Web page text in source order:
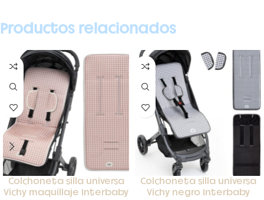
Productos relacionados
Colchoneta silla universa
Vichy maquillaje Interbaby
Colchoneta silla universa
Vichy negro Interbaby